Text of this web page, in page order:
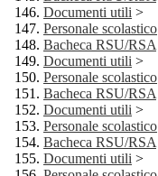
Documenti utili >
Personale scolastico
Bacheca RSU/RSA
Documenti utili >
Personale scolastico
Bacheca RSU/RSA
Documenti utili >
Personale scolastico
Bacheca RSU/RSA
Documenti utili >